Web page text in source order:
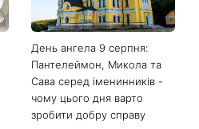
День ангела 9 серпня:
Пантелеймон, Микола та
Сава серед іменинників -
чому цього дня варто
зробити добру справу